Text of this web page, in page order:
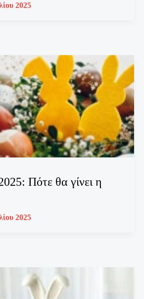
2025
Πότε θα γίνει η
2025